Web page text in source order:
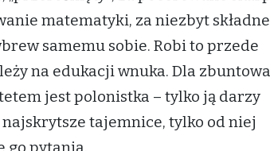
matematyki, za niezbyt składne
samemu sobie. Robi to przede
na edukacji wnuka. Dla
jest polonistka – tylko ją darzy
tajemnice, tylko od niej